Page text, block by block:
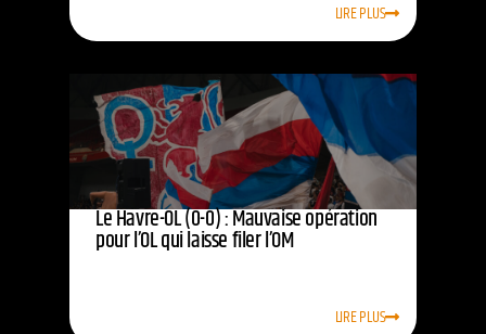
LIRE PLUS
Le Havre-OL (0-0) : Mauvaise opération
pour l’OL qui laisse filer l’OM
LIRE PLUS